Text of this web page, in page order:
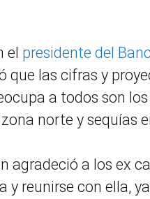
el presidente del
que las cifras y
a todos son
norte y sequías
agradeció a los ex
y reunirse con ella,